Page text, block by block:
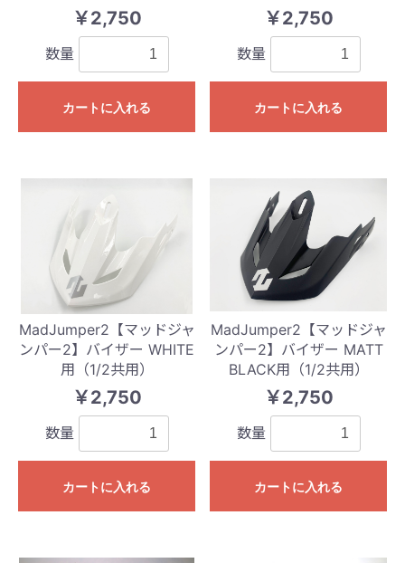
￥2,750
数量
カートに入れる
￥2,750
数量
カートに入れる
MadJumper2【マッドジャ
ンパー2】バイザー WHITE
用（1/2共用）
￥2,750
数量
カートに入れる
MadJumper2【マッドジャ
ンパー2】バイザー MATT
BLACK用（1/2共用）
￥2,750
数量
カートに入れる